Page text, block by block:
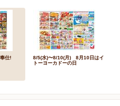
仕!
8/5(水)〜8/10(月) 8月10日はイ
トーヨーカドーの日